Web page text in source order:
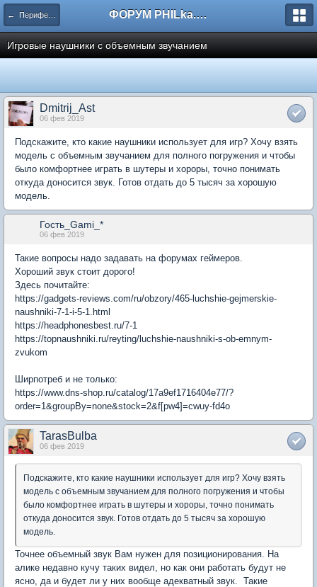
← Периферия ФОРУМ PHILka.RU
Игровые наушники с объемным звучанием
Dmitrij_Ast
06 фев 2019
Подскажите, кто какие наушники использует для игр? Хочу взять
модель с объемным звучанием для полного погружения и чтобы
было комфортнее играть в шутеры и хороры, точно понимать
откуда доносится звук. Готов отдать до 5 тысяч за хорошую
модель.
Гость_Gami_*
06 фев 2019
Такие вопросы надо задавать на форумах геймеров.
Хороший звук стоит дорого!
Здесь почитайте:
https://gadgets-reviews.com/ru/obzory/465-luchshie-gejmerskie-
naushniki-7-1-i-5-1.html
https://headphonesbest.ru/7-1
https://topnaushniki.ru/reyting/luchshie-naushniki-s-ob-emnym-
zvukom
Ширпотреб и не только:
https://www.dns-shop.ru/catalog/17a9ef1716404e77/?
order=1&groupBy=none&stock=2&f[pw4]=cwuy-fd4o
TarasBulba
06 фев 2019
Подскажите, кто какие наушники использует для игр? Хочу взять
модель с объемным звучанием для полного погружения и чтобы
было комфортнее играть в шутеры и хороры, точно понимать
откуда доносится звук. Готов отдать до 5 тысяч за хорошую
модель.
Точнее объемный звук Вам нужен для позиционирования. На
алике недавно кучу таких видел, но как они работать будут не
ясно, да и будет ли у них вообще адекватный звук. Такие